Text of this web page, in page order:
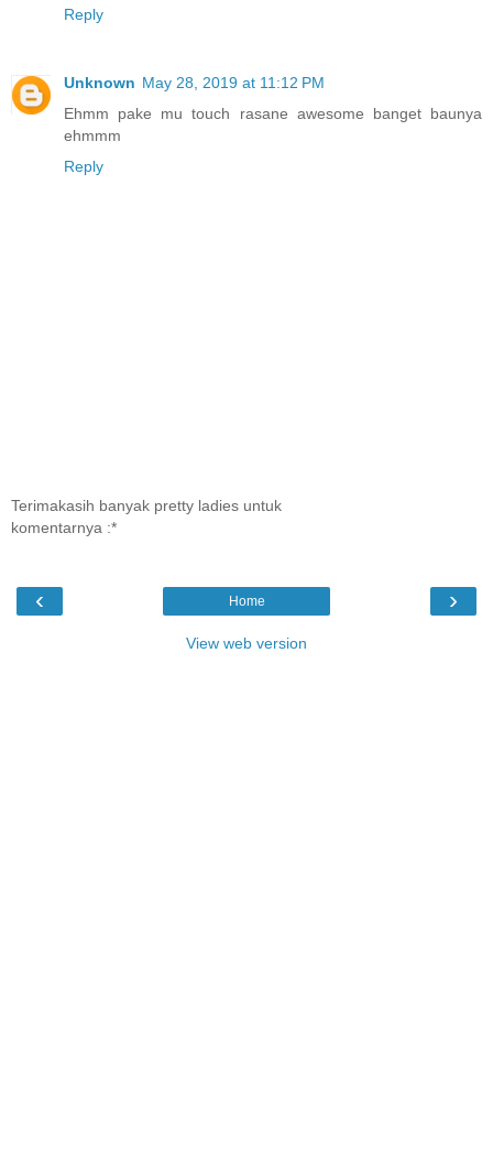
Reply
Unknown May 28, 2019 at 11:12 PM
Ehmm pake mu touch rasane awesome banget baunya
ehmmm
Reply
Terimakasih banyak pretty ladies untuk
komentarnya :*
‹ ›
Home
View web version